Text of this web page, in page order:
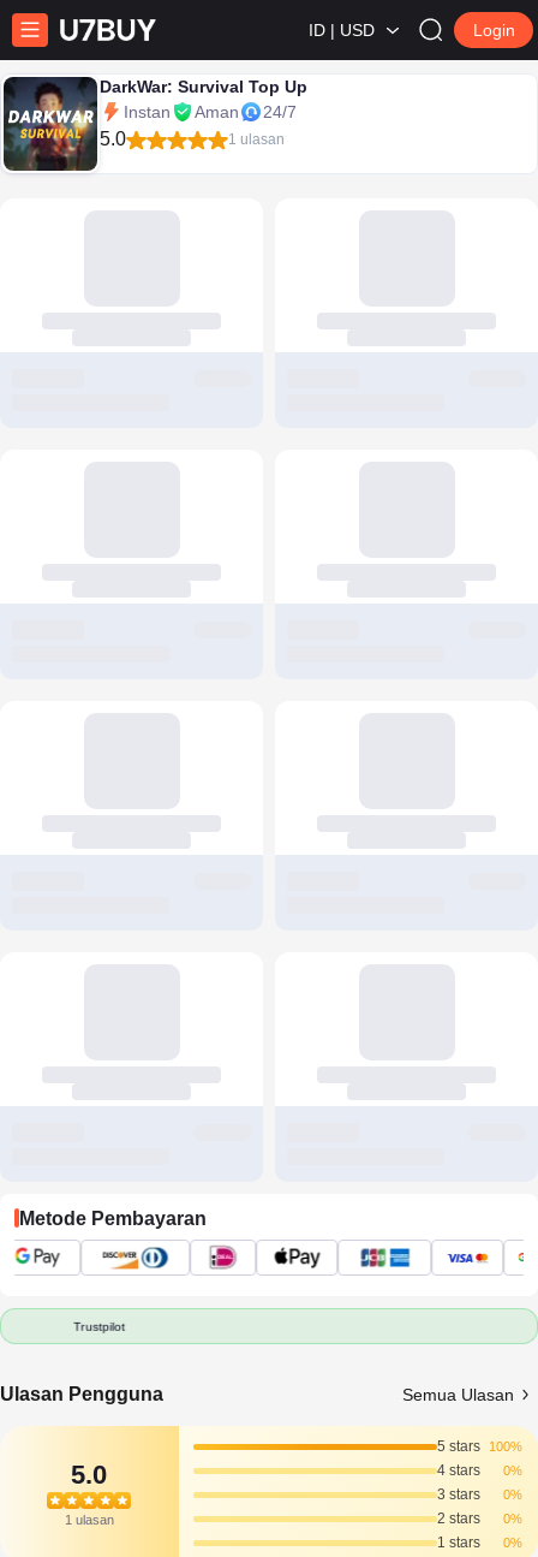
ID | USD Login
DarkWar: Survival Top Up
Instan
Aman 24/7
5.0 1 ulasan
Metode Pembayaran
Trustpilot
Ulasan Pengguna Semua Ulasan
5.0
1 ulasan
5 stars 100%
4 stars 0%
3 stars 0%
2 stars 0%
1 stars 0%